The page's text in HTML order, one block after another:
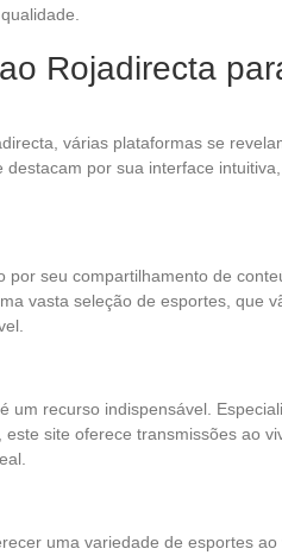
Rojadirecta
várias plataformas se
por sua interface
por seu compartilhamento de
vasta seleção de esportes, que
um recurso indispensável.
site oferece transmissões ao
uma variedade de esportes ao